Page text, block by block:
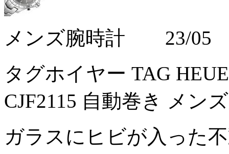
メンズ腕時計 23/05
タグホイヤー TAG
CJF2115 自動巻き メン
ガラスにヒビが入った